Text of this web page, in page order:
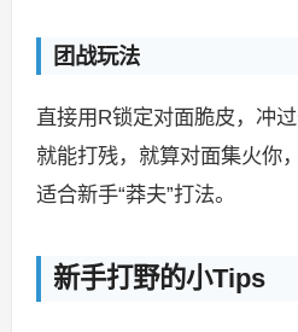
团战玩法
直接用R锁定对面脆皮，冲
就能打残，就算对面集火你
适合新手“莽夫”打法。
新手打野的小Tips